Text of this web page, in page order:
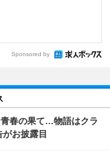
Sponsored by
春の果て…物語はクラ
お披露目